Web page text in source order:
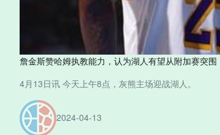
詹金斯赞哈姆执教能力，认为湖人有望从附加赛突围
4月13日讯 今天上午8点，灰熊主场迎战湖人。
2024-04-13